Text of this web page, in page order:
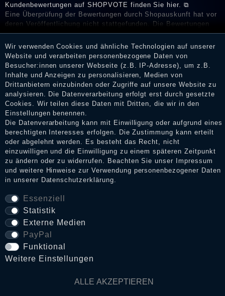
Kundenbewertungen auf SHOPVOTE finden Sie hier. ⧉
Eine Überprüfung der Bewertungen durch Shopauskunft hat vor
deren Veröffentlichung nicht stattgefunden. Die Bewertungen
könnten von Verbrauchern stammen, die die Ware oder
Dienstleistungen gar nicht erworben oder genutzt haben. Nach
Erhalt einer Benachrichtigungs-E-Mail können Händler die
Bewertungen verifizieren und über die erfolgte Verifizierung im
Shop informieren.
Impressum
Daten­schutz­erklärung
AGB
Widerrufs­recht
VERTRAG WIDERRUFEN
Wir verwenden Cookies und ähnliche Technologien auf unserer
Website und verarbeiten personenbezogene Daten von
Besucher:innen unserer Webseite (z.B. IP-Adresse), um z.B.
Inhalte und Anzeigen zu personalisieren, Medien von
Drittanbietern einzubinden oder Zugriffe auf unsere Website zu
analysieren. Die Datenverarbeitung erfolgt erst durch gesetzte
Cookies. Wir teilen diese Daten mit Dritten, die wir in den
Einstellungen benennen.
Die Datenverarbeitung kann mit Einwilligung oder aufgrund eines
berechtigten Interesses erfolgen. Die Zustimmung kann erteilt
oder abgelehnt werden. Es besteht das Recht, nicht
einzuwilligen und die Einwilligung zu einem späteren Zeitpunkt
zu ändern oder zu widerrufen. Beachten Sie unser
Impressum
und weitere Hinweise zur Verwendung personenbezogener Daten
in unserer Daten­schutz­erklärung.
Essenziell
Statistik
Externe Medien
PayPal
Funktional
Weitere Einstellungen
ALLE AKZEPTIEREN